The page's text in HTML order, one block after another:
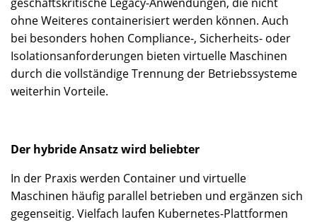
ohne Weiteres containerisiert werden können. Auch
bei besonders hohen Compliance-, Sicherheits- oder
Isolationsanforderungen bieten virtuelle Maschinen
durch die vollständige Trennung der Betriebssysteme
weiterhin Vorteile.
Der hybride Ansatz wird beliebter
In der Praxis werden Container und virtuelle
Maschinen häufig parallel betrieben und ergänzen sich
gegenseitig. Vielfach laufen Kubernetes-Plattformen